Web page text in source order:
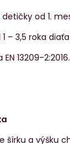
od 1.
– 3,5 roka
13209-2:2016.
šírku a výšku